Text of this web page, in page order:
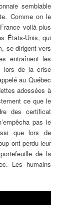
semblable
Comme on le
voilà plus
États-Unis, qui
se dirigent vers
entraînent les
lors de la crise
au Québec
adossées à
ce que le
des certificat
pas le
que lors de
ont perdu leur
de la
Les humains